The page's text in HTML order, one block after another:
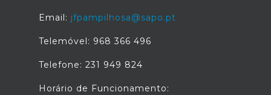
Email: jfpampilhosa@sapo.pt
Telemóvel: 968 366 496
Telefone: 231 949 824
Horário de Funcionamento: